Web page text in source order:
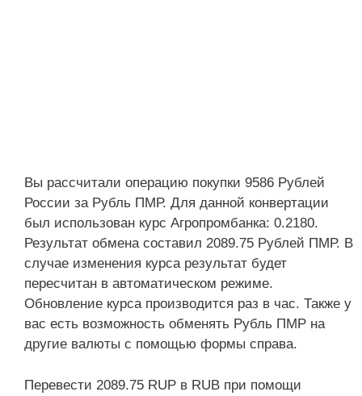
Вы рассчитали операцию покупки 9586 Рублей
России за Рубль ПМР. Для данной конвертации
был использован курс Агропромбанка: 0.2180.
Результат обмена составил 2089.75 Рублей ПМР. В
случае изменения курса результат будет
пересчитан в автоматическом режиме.
Обновление курса производится раз в час. Также у
вас есть возможность обменять Рубль ПМР на
другие валюты с помощью формы справа.
Перевести 2089.75 RUP в RUB при помощи